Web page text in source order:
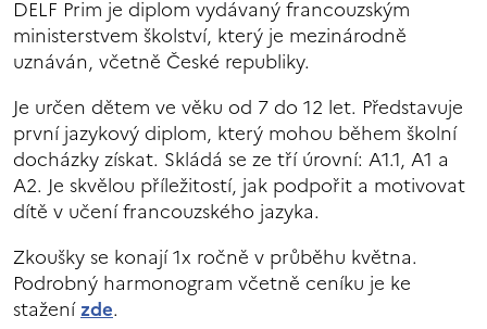
DELF Prim je diplom vydávaný francouzským
ministerstvem školství, který je mezinárodně
uznáván, včetně České republiky.
Je určen dětem ve věku od 7 do 12 let. Představuje
první jazykový diplom, který mohou během školní
docházky získat. Skládá se ze tří úrovní: A1.1, A1 a
A2. Je skvělou příležitostí, jak podpořit a motivovat
dítě v učení francouzského jazyka.
Zkoušky se konají 1x ročně v průběhu května.
Podrobný harmonogram včetně ceníku je ke
staženízde.